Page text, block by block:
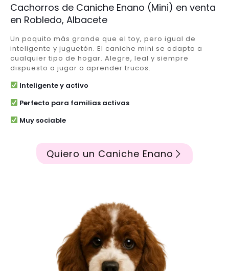
Cachorros de Caniche Enano (Mini) en venta
en Robledo, Albacete
Un poquito más grande que el toy, pero igual de
inteligente y juguetón. El caniche mini se adapta a
cualquier tipo de hogar. Alegre, leal y siempre
dispuesto a jugar o aprender trucos.
Inteligente y activo
Perfecto para familias activas
Muy sociable
Quiero un Caniche Enano